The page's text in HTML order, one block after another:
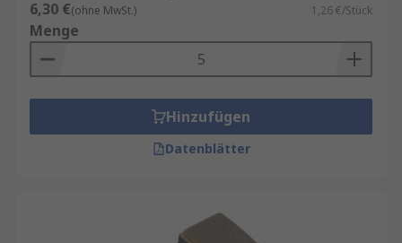
6,30 €(ohne MwSt.) 1,26 €/Stück
Menge
Hinzufügen
Datenblätter